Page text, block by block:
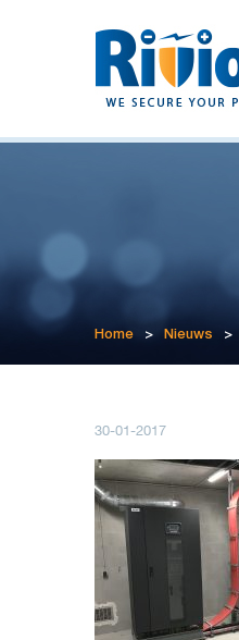
Home > Nieuws >
30-01-2017